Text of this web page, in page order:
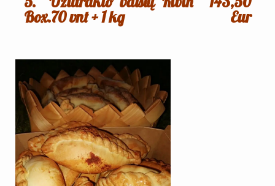
Box.70 vnt + 1 kg
Eur